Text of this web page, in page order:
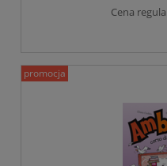
Cena
promocja